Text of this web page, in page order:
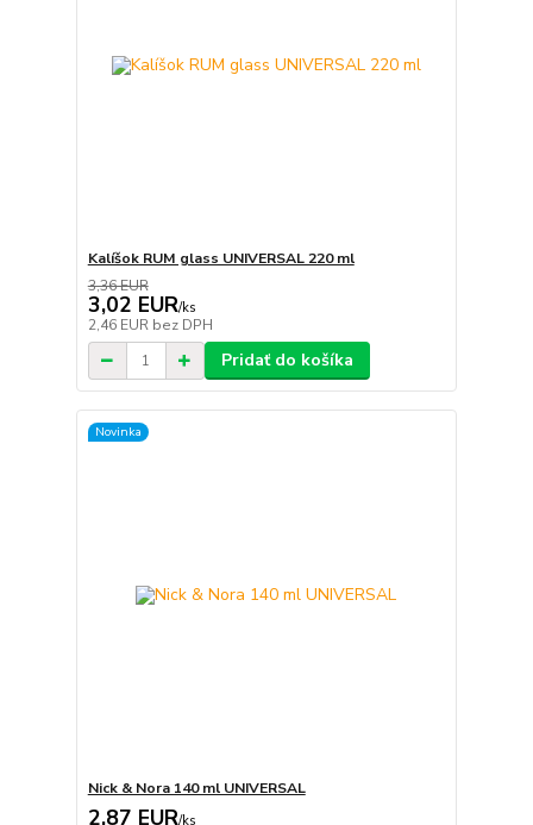
Kalíšok RUM glass UNIVERSAL 220 ml
3,36 EUR
3,02 EUR/ks
2,46 EUR bez DPH
Pridať do košíka
Novinka
Nick & Nora 140 ml UNIVERSAL
2,87 EUR/ks